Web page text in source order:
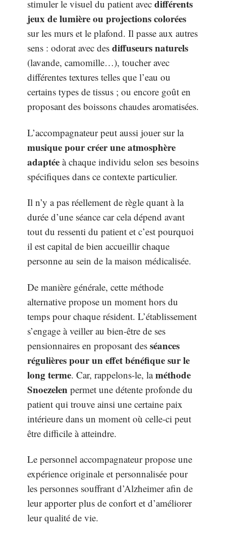
stimuler le visuel du patient avec différents
jeux de lumière ou projections colorées
sur les murs et le plafond. Il passe aux autres
sens : odorat avec des diffuseurs naturels
(lavande, camomille…), toucher avec
différentes textures telles que l’eau ou
certains types de tissus ; ou encore goût en
proposant des boissons chaudes aromatisées.
L’accompagnateur peut aussi jouer sur la
musique pour créer une atmosphère
adaptée à chaque individu selon ses besoins
spécifiques dans ce contexte particulier.
Il n’y a pas réellement de règle quant à la
durée d’une séance car cela dépend avant
tout du ressenti du patient et c’est pourquoi
il est capital de bien accueillir chaque
personne au sein de la maison médicalisée.
De manière générale, cette méthode
alternative propose un moment hors du
temps pour chaque résident. L’établissement
s’engage à veiller au bien-être de ses
pensionnaires en proposant des séances
régulières pour un effet bénéfique sur le
long terme. Car, rappelons-le, laméthode
Snoezelen permet une détente profonde du
patient qui trouve ainsi une certaine paix
intérieure dans un moment où celle-ci peut
être difficile à atteindre.
Le personnel accompagnateur propose une
expérience originale et personnalisée pour
les personnes souffrant d’Alzheimer afin de
leur apporter plus de confort et d’améliorer
leur qualité de vie.